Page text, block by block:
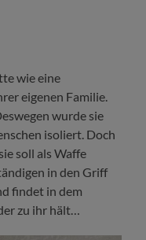
wie eine
eigenen Familie.
wurde sie
isoliert. Doch
soll als Waffe
in den Griff
findet in dem
zu ihr hält…